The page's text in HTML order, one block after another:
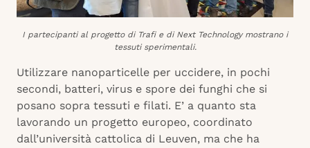
I partecipanti al progetto di Trafi e di Next Technology mostrano i
tessuti sperimentali.
Utilizzare nanoparticelle per uccidere, in pochi
secondi, batteri, virus e spore dei funghi che si
posano sopra tessuti e filati. E’ a quanto sta
lavorando un progetto europeo, coordinato
dall’università cattolica di Leuven, ma che ha